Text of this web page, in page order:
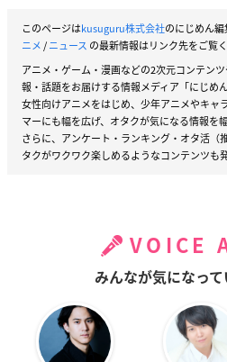
このページはkusuguru株式会社のにじめん編
ニメ/ニュース の最新情報はリンク先をご覧く
アニメ・ゲーム・漫画などの2次元コンテン
報・話題をお届けする情報メディア「にじめん
女性向けアニメをはじめ、少年アニメやキャ
マーにも幅を広げ、オタクが気になる情報を
さらに、アンケート・ランキング・オタ活（
タクがワクワク楽しめるようなコンテンツも
VOICE
みんなが気になっ